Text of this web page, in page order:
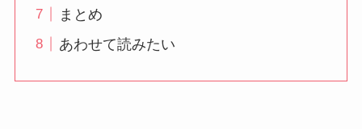
まとめ
あわせて読みたい